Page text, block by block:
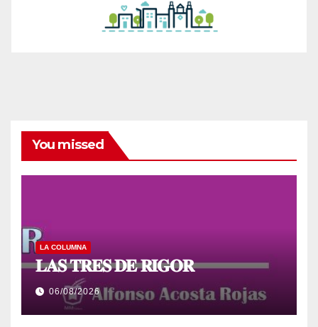
You missed
LA COLUMNA
𝐋𝐀𝐒 𝐓𝐑𝐄𝐒 𝐃𝐄 𝐑𝐈𝐆𝐎𝐑
06/08/2026